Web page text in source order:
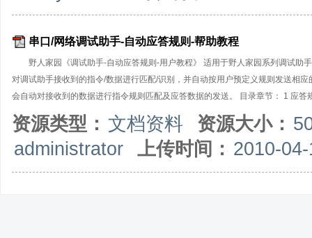
串口/网络调试助手-自动应答规则-帮助教程
野人家园《调试助手-自动应答规则-用户教程》 适用于野人家园系列调试助
对调试助手接收到的指令/数据进行匹配/识别，并自动按用户预定义规则发送相
会自动对接收到的数据进行指令规则匹配及应答数据的发送。 目录章节： 1 应
函数详解 7 应答规则设计实例 ●在线帮助文档： 《野人家园-自动应答规则-在
资源类型： 文档资料 资源大小：
administrator
上传时间： 2010-